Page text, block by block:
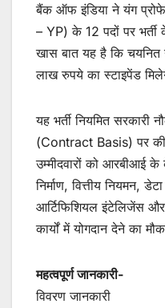
बैंक ऑफ इंडिया ने यंग
– YP) के 12 पदों पर
खास बात यह है कि चयनित
लाख रुपये का स्टाइपेंड
यह भर्ती नियमित सरकारी
(Contract Basis) पर की
उम्मीदवारों को आरबीआई के
निर्माण, वित्तीय नियमन,
आर्टिफिशियल इंटेलिजेंस
कार्यों में योगदान देने का
महत्वपूर्ण जानकारी-
विवरण जानकारी